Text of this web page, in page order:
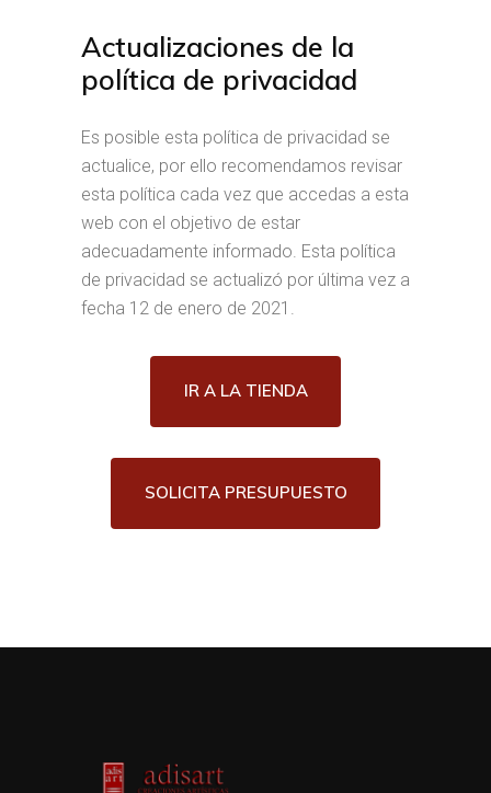
Actualizaciones de la
política de privacidad
Es posible esta política de privacidad se
actualice, por ello recomendamos revisar
esta política cada vez que accedas a esta
web con el objetivo de estar
adecuadamente informado. Esta política
de privacidad se actualizó por última vez a
fecha 12 de enero de 2021.
IR A LA TIENDA
SOLICITA PRESUPUESTO